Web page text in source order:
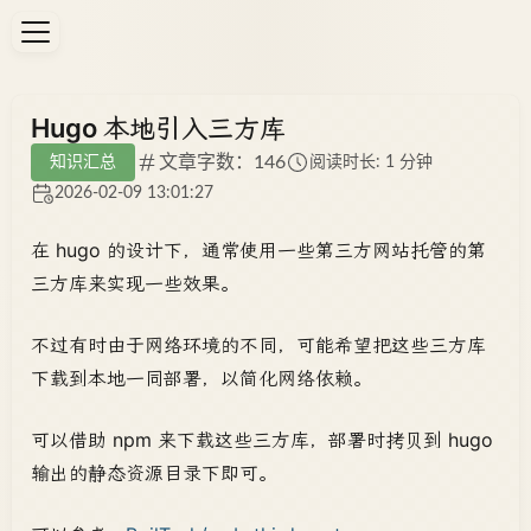
Hugo 本地引入三方库
知识汇总 文章字数：146
阅读时长: 1 分钟
2026-02-09 13:01:27
在 hugo 的设计下，通常使用一些第三方网站托管的第
三方库来实现一些效果。
不过有时由于网络环境的不同，可能希望把这些三方库
下载到本地一同部署，以简化网络依赖。
可以借助 npm 来下载这些三方库，部署时拷贝到 hugo
输出的静态资源目录下即可。